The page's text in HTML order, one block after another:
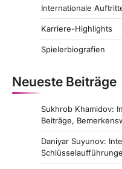
Internationale
Karriere-Highlights
Spielerbiografien
Neueste Beiträge
Sukhrob Khamidov:
Beiträge,
Daniyar Suyunov: